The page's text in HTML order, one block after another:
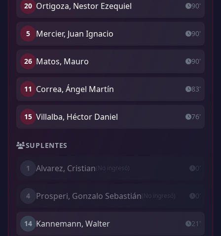
20 Ortigoza, Nestor Ezequiel 90'
5 Mercier, Juan Ignacio 90'
26 Matos, Mauro 90'
11 Correa, Ángel Martín 83'
15 Villalba, Héctor Daniel 76'
SUPLENTES
1 Alvarez, Cristian(No ingresó) 0'
4 Prosperi, Gonzalo Sebastián(No ingresó) 0'
14 Kannemann, Walter 21'